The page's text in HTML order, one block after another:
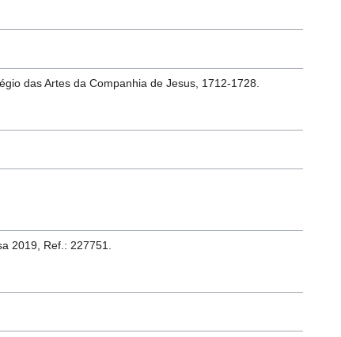
das Artes da Companhia de Jesus, 1712-1728.
2019, Ref.: 227751.